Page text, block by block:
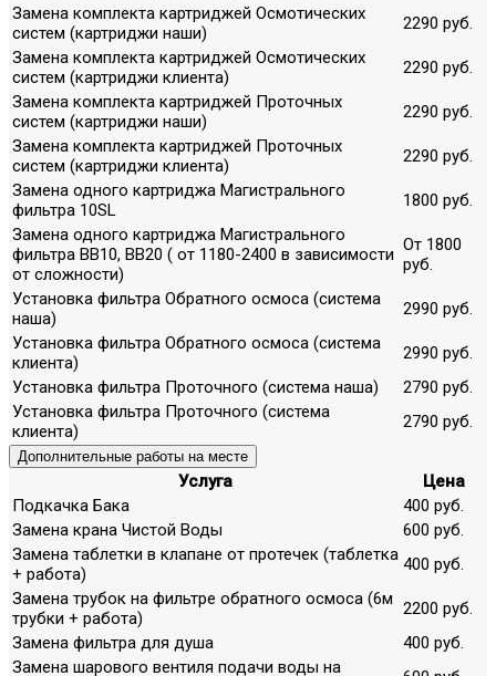
Замена комплекта картриджей Осмотических
систем (картриджи наши)
2290 руб.
Замена комплекта картриджей Осмотических
систем (картриджи клиента)
2290 руб.
Замена комплекта картриджей Проточных
систем (картриджи наши)
2290 руб.
Замена комплекта картриджей Проточных
систем (картриджи клиента)
2290 руб.
Замена одного картриджа Магистрального
фильтра 10SL
1800 руб.
Замена одного картриджа Магистрального
фильтра ВВ10, ВВ20 ( от 1180-2400 в зависимости
от сложности)
От 1800
руб.
Установка фильтра Обратного осмоса (система
наша)
2990 руб.
Установка фильтра Обратного осмоса (система
клиента)
2990 руб.
Установка фильтра Проточного (система наша)
2790 руб.
Установка фильтра Проточного (система
клиента)
2790 руб.
Дополнительные работы на месте
Услуга
Цена
Подкачка Бака
400 руб.
Замена крана Чистой Воды
600 руб.
Замена таблетки в клапане от протечек (таблетка
+ работа)
400 руб.
Замена трубок на фильтре обратного осмоса (6м
трубки + работа)
2200 руб.
Замена фильтра для душа
400 руб.
Замена шарового вентиля подачи воды на